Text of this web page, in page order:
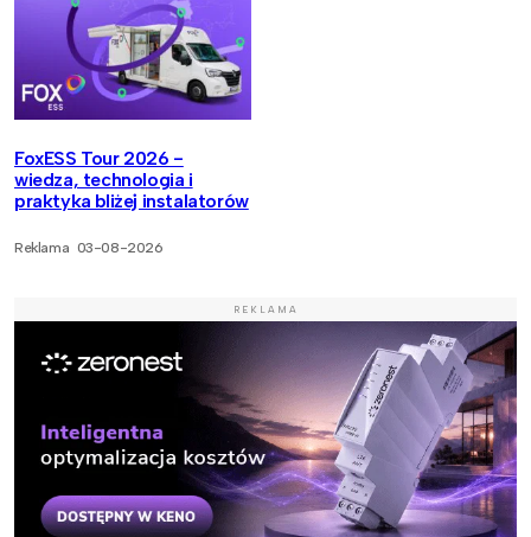
FoxESS Tour 2026 -
wiedza, technologia i
praktyka bliżej instalatorów
Reklama 03-08-2026
REKLAMA